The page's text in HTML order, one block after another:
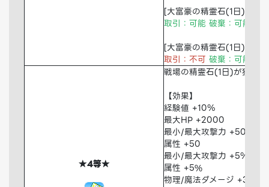
[大富豪の精霊石(1日)交換
取引：可能 破棄：可能 倉
[大富豪の精霊石(1日)]
取引：不可 破棄：可能 倉
★4等★
戦場の精霊石(1日)が獲得
【効果】
経験値 +10％
最大HP +2000
最小/最大攻撃力 +50
属性 +50
最小/最大攻撃力 +5％
属性 +5%
物理/魔法ダメージ +3000